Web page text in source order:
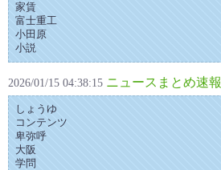
家賃
富士重工
小田原
小説
2026/01/15 04:38:15 ニュースまとめ速報
しょうゆ
コンテンツ
卑弥呼
大阪
学問